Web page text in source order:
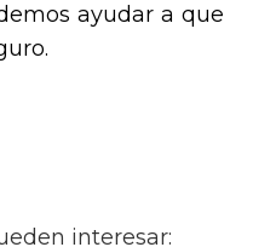
ayudar a que
interesar: